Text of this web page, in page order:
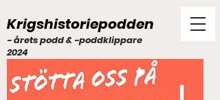
Krigshistoriepodden
- årets podd & -poddklippare
2024